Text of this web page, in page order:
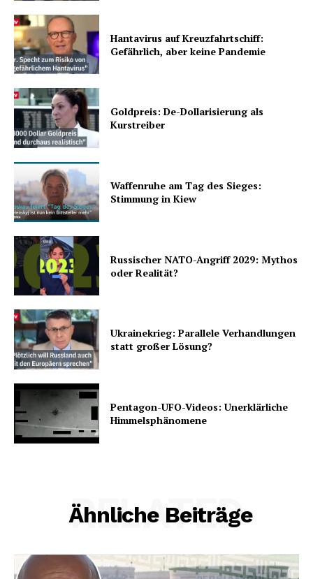
Hantavirus auf Kreuzfahrtschiff:
Gefährlich, aber keine Pandemie
Goldpreis: De-Dollarisierung als
Kurstreiber
Waffenruhe am Tag des Sieges:
Stimmung in Kiew
Russischer NATO-Angriff 2029: Mythos
oder Realität?
Ukrainekrieg: Parallele Verhandlungen
statt großer Lösung?
Pentagon-UFO-Videos: Unerklärliche
Himmelsphänomene
Ähnliche Beiträge
RELATED